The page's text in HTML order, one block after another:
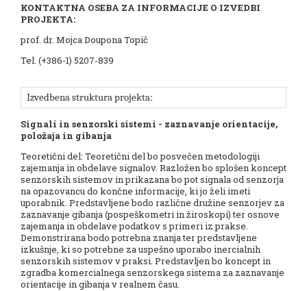
KONTAKTNA OSEBA ZA INFORMACIJE O IZVEDBI
PROJEKTA:
prof. dr. Mojca Doupona Topič
Tel: (+386-1) 5207-839
Izvedbena struktura projekta:
Signali in senzorski sistemi - zaznavanje orientacije,
položaja in gibanja
Teoretični del: Teoretični del bo posvečen metodologiji
zajemanja in obdelave signalov. Razložen bo splošen koncept
senzorskih sistemov in prikazana bo pot signala od senzorja
na opazovancu do končne informacije, ki jo želi imeti
uporabnik. Predstavljene bodo različne družine senzorjev za
zaznavanje gibanja (pospeškometri in žiroskopi) ter osnove
zajemanja in obdelave podatkov s primeri iz prakse.
Demonstrirana bodo potrebna znanja ter predstavljene
izkušnje, ki so potrebne za uspešno uporabo inercialnih
senzorskih sistemov v praksi. Predstavljen bo koncept in
zgradba komercialnega senzorskega sistema za zaznavanje
orientacije in gibanja v realnem času.